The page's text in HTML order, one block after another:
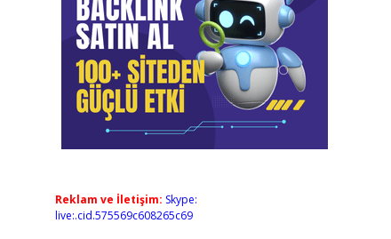
Reklam ve İletişim: Skype:
live:.cid.575569c608265c69